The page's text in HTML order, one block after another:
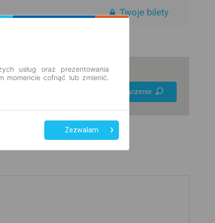
Twoje bilety
Znajdź połączenie
usług oraz prezentowania
momencie cofnąć lub zmienić.
Zezwalam